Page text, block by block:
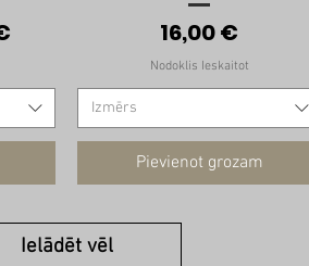
cena Cena
16,00 €
Nodoklis Ieskaitot
Izmērs
Pievienot grozam
Ielādēt vēl